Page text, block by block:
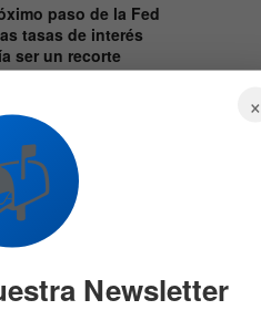
paso de la Fed
tasas de interés
ser un recorte
×
Newsletter